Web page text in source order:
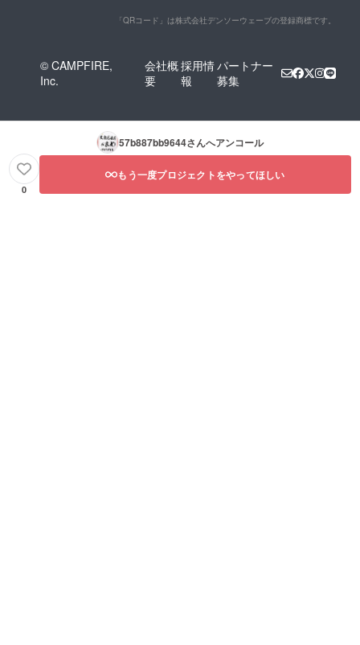
「QRコード」は株式会社デンソーウェーブの登録商標です。
© CAMPFIRE,
Inc.
会社概
要
採用情
報
パートナー
募集
57b887bb9644さんへアンコール
0
もう一度プロジェクトをやってほしい